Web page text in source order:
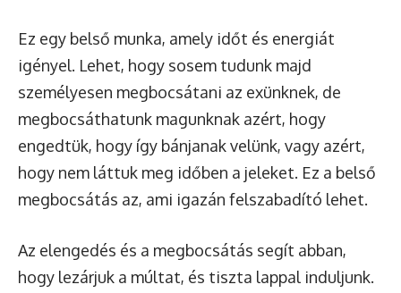
Ez egy belső munka, amely időt és energiát
igényel. Lehet, hogy sosem tudunk majd
személyesen megbocsátani az exünknek, de
megbocsáthatunk magunknak azért, hogy
engedtük, hogy így bánjanak velünk, vagy azért,
hogy nem láttuk meg időben a jeleket. Ez a belső
megbocsátás az, ami igazán felszabadító lehet.
Az elengedés és a megbocsátás segít abban,
hogy lezárjuk a múltat, és tiszta lappal induljunk.